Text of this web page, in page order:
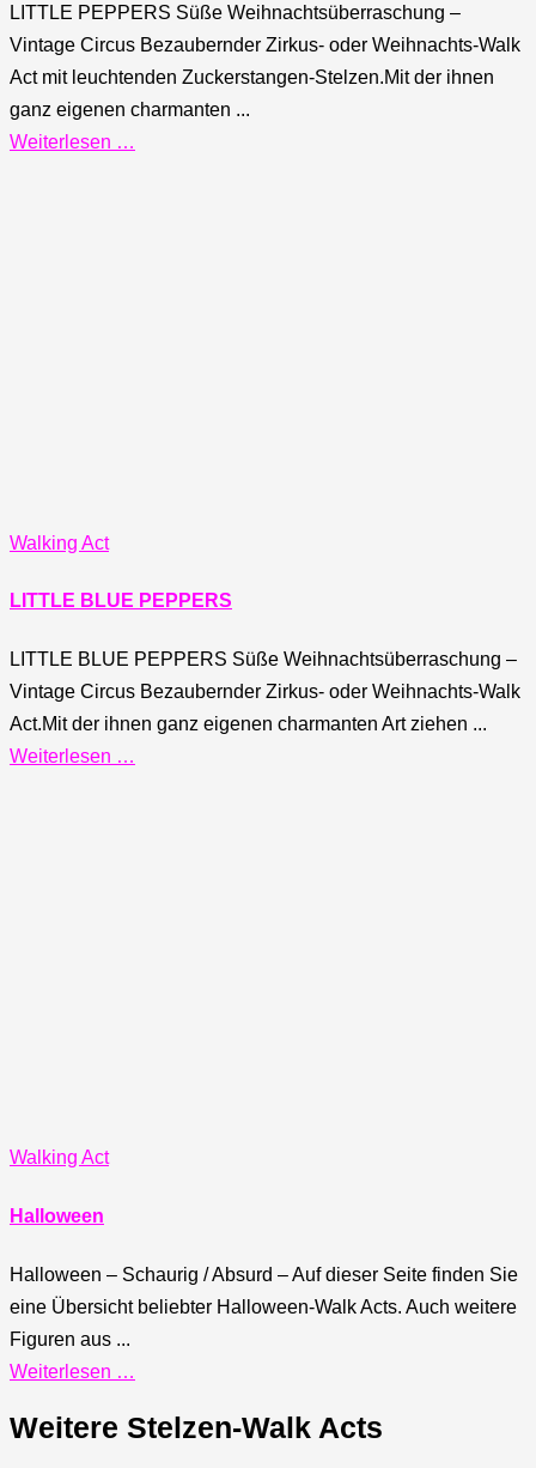
LITTLE PEPPERS Süße Weihnachtsüberraschung –
Vintage Circus Bezaubernder Zirkus- oder Weihnachts-Walk
Act mit leuchtenden Zuckerstangen-Stelzen.Mit der ihnen
ganz eigenen charmanten ...
Weiterlesen …
Walking Act
LITTLE BLUE PEPPERS
LITTLE BLUE PEPPERS Süße Weihnachtsüberraschung –
Vintage Circus Bezaubernder Zirkus- oder Weihnachts-Walk
Act.Mit der ihnen ganz eigenen charmanten Art ziehen ...
Weiterlesen …
Walking Act
Halloween
Halloween – Schaurig / Absurd – Auf dieser Seite finden Sie
eine Übersicht beliebter Halloween-Walk Acts. Auch weitere
Figuren aus ...
Weiterlesen …
Weitere Stelzen-Walk Acts